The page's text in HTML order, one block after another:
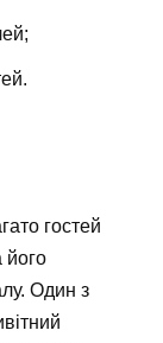
гостей
його
Один з